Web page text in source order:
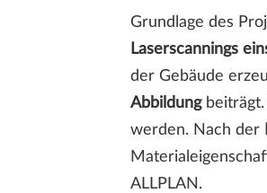
Grundlage des
Laserscannings
der Gebäude
Abbildungbeiträgt.
werden. Nach der
ALLPLAN.